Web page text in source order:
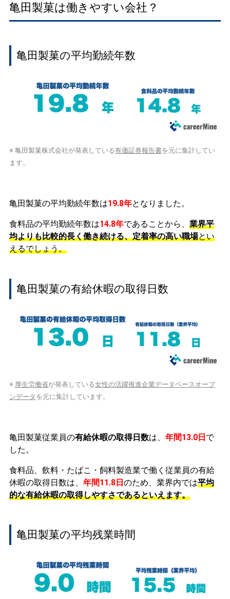
亀田製菓は働きやすい会社？
亀田製菓の平均勤続年数
※ 亀田製菓株式会社が発表している有価証券報告書を元に集計してい
ます。
亀田製菓の平均勤続年数は19.8年となりました。
食料品の平均勤続年数は14.8年であることから、 業界平
均よりも比較的長く働き続ける、定着率の高い職場とい
えるでしょう。
亀田製菓の有給休暇の取得日数
※ 厚生労働省が発表している女性の活躍推進企業データベースオープ
ンデータ を元に集計しています。
亀田製菓従業員の有給休暇の取得日数は、 年間13.0日で
した。
食料品、飲料・たばこ・飼料製造業で働く従業員の有給
休暇の取得日数は、 年間11.8日のため、業界内では平均
的な有給休暇の取得しやすさであるといえます。
亀田製菓の平均残業時間